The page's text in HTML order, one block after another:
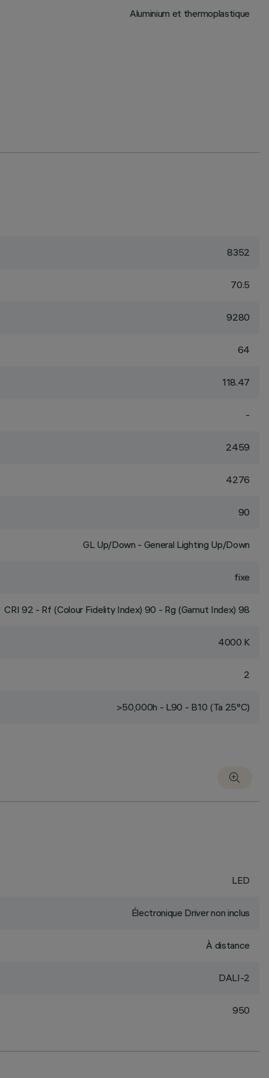
Aluminium et thermoplastique
8352
70.5
9280
64
118.47
-
2459
4276
90
GL Up/Down - General Lighting Up/Down
fixe
CRI 92 - Rf (Colour Fidelity Index) 90 - Rg (Gamut Index) 98
4000 K
2
>50,000h - L90 - B10 (Ta 25°C)
LED
Électronique Driver non inclus
À distance
DALI-2
950